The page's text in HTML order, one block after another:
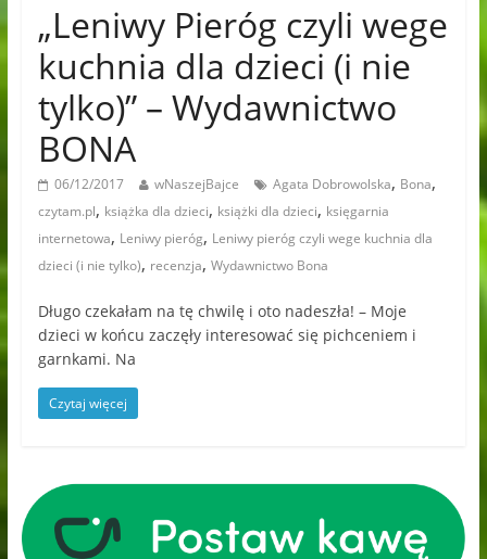
„Leniwy Pieróg czyli wege
kuchnia dla dzieci (i nie
tylko)” – Wydawnictwo
BONA
06/12/2017 wNaszejBajce Agata Dobrowolska, Bona,
czytam.pl, książka dla dzieci, książki dla dzieci, księgarnia
internetowa, Leniwy pieróg, Leniwy pieróg czyli wege kuchnia dla
dzieci (i nie tylko), recenzja, Wydawnictwo Bona
Długo czekałam na tę chwilę i oto nadeszła! – Moje
dzieci w końcu zaczęły interesować się pichceniem i
garnkami. Na
Czytaj więcej